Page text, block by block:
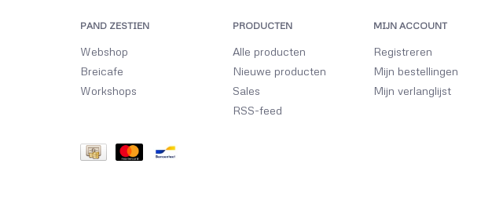
PAND ZESTIEN
Webshop
Breicafe
Workshops
PRODUCTEN
Alle producten
Nieuwe producten
Sales
RSS-feed
MIJN ACCOUNT
Registreren
Mijn bestellingen
Mijn verlanglijst